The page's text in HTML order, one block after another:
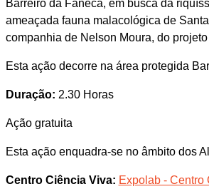
Barreiro da Faneca, em busca da
ameaçada fauna malacológica de
companhia de Nelson Moura, do
Esta ação decorre na área protegida
Duração: 2.30 Horas
Ação gratuita
Esta ação enquadra-se no âmbito dos
Centro Ciência Viva: Expolab - Centro